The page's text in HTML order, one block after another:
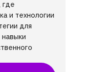
где
и технологии
для